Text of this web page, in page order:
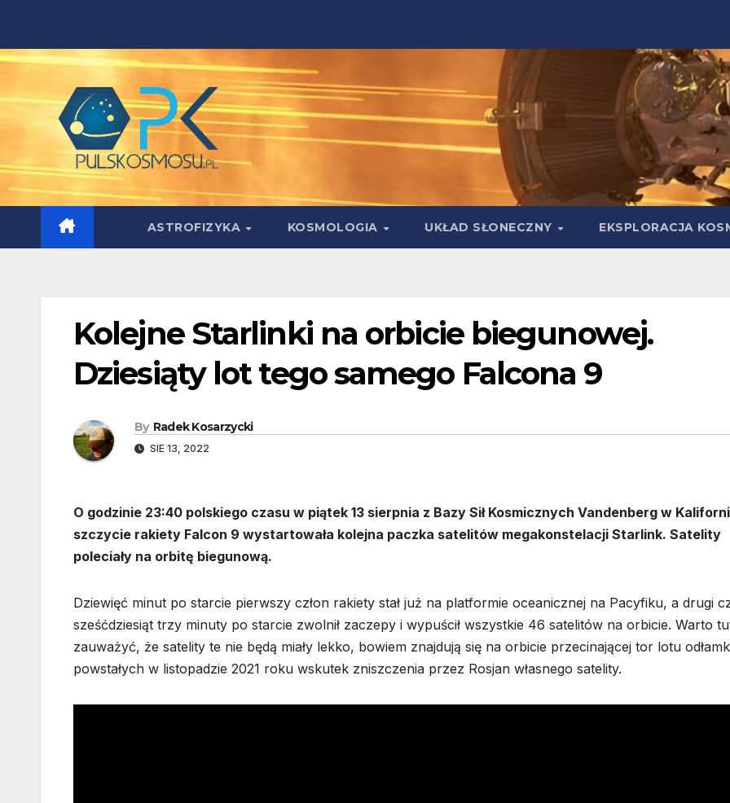
content
ASTROFIZYKA KOSMOLOGIA UKŁAD SŁONECZNY EKSPLORACJA
Kolejne Starlinki na orbicie biegunowej.
Dziesiąty lot tego samego Falcona 9
By Radek Kosarzycki
SIE 13, 2022
O godzinie 23:40 polskiego czasu w piątek 13 sierpnia z Bazy Sił Kosmicznych Vandenberg w
szczycie rakiety Falcon 9 wystartowała kolejna paczka satelitów megakonstelacji Starlink. Satelity
poleciały na orbitę biegunową.
Dziewięć minut po starcie pierwszy człon rakiety stał już na platformie oceanicznej na Pacyfiku, a drugi
sześćdziesiąt trzy minuty po starcie zwolnił zaczepy i wypuścił wszystkie 46 satelitów na orbicie. Warto
zauważyć, że satelity te nie będą miały lekko, bowiem znajdują się na orbicie przecinającej tor lotu
powstałych w listopadzie 2021 roku wskutek zniszczenia przez Rosjan własnego satelity.